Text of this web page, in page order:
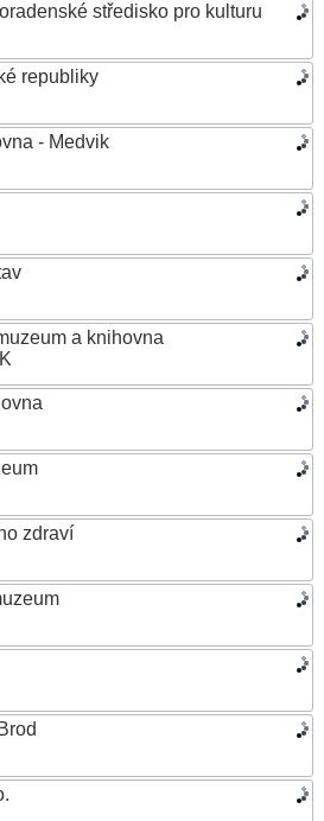
středisko pro kulturu
republiky
- Medvik
a knihovna
zdraví